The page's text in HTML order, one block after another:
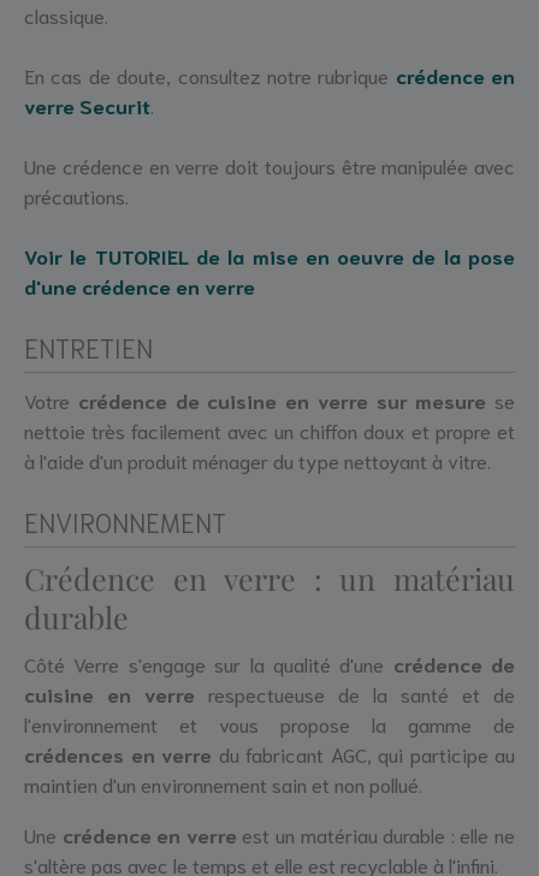
classique.
En cas de doute, consultez notre rubrique crédence en
verre Securit
Une crédence en verre doit toujours être manipulée avec
précautions.
Voir le TUTORIEL de la mise en oeuvre de la pose
d'une crédence en verre
ENTRETIEN
Votre crédence de cuisine en verre sur mesure se
nettoie très facilement avec un chiffon doux et propre et
à l'aide d'un produit ménager du type nettoyant à vitre.
ENVIRONNEMENT
Crédence en verre : un matériau
durable
Côté Verre s'engage sur la qualité d'une crédence de
cuisine en verre respectueuse de la santé et de
l'environnement et vous propose la gamme de
crédences en verre du fabricant AGC, qui participe au
maintien d'un environnement sain et non pollué.
Une crédence en verre est un matériau durable : elle ne
s'altère pas avec le temps et elle est recyclable à l'infini.